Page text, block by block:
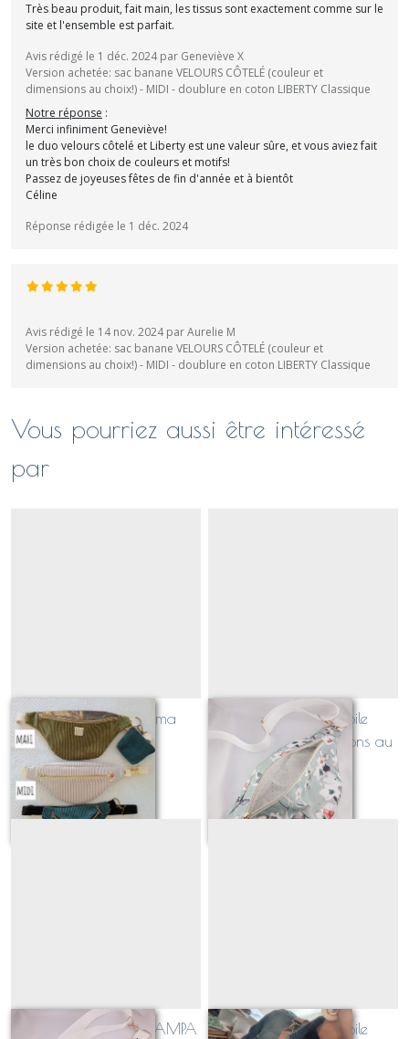
Très beau produit, fait main, les tissus sont exactement comme sur le
site et l'ensemble est parfait.
Avis rédigé le 1 déc. 2024 par Geneviève X
Version achetée: sac banane VELOURS CÔTELÉ (couleur et
dimensions au choix!) - MIDI - doublure en coton LIBERTY Classique
Notre réponse :
Merci infiniment Geneviève!
le duo velours côtelé et Liberty est une valeur sûre, et vous aviez fait
un très bon choix de couleurs et motifs!
Passez de joyeuses fêtes de fin d'année et à bientôt
Céline
Réponse rédigée le 1 déc. 2024
Avis rédigé le 14 nov. 2024 par Aurelie M
Version achetée: sac banane VELOURS CÔTELÉ (couleur et
dimensions au choix!) - MIDI - doublure en coton LIBERTY Classique
Vous pourriez aussi être intéressé
par
Quelle taille pour ma
banane?
Sur demande
sac banane en toile
AQUARELLE (dimensions au
choix!)
À partir de 38
sac banane en toile PAMPA
sac banane en toile